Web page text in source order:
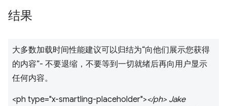
结果
大多数加载时间性能建议可以归结为“向他们展示您获得
的内容”- 不要退缩，不要等到一切就绪后再向用户显示
任何内容。
<ph type="x-smartling-placeholder"></ph> Jake